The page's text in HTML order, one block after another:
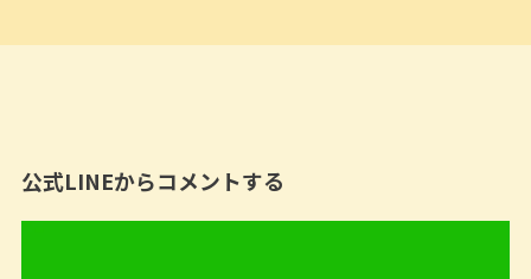
公式LINEからコメントする